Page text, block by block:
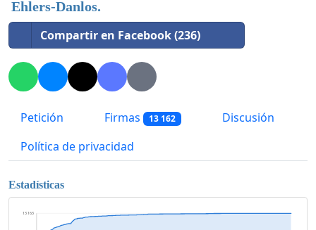
Ehlers-Danlos.
Compartir en Facebook (236)
Petición Firmas 13 162
Discusión
Política de privacidad
Estadísticas
13 163